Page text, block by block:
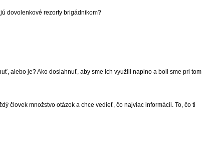
dovolenkové rezorty brigádnikom?
alebo je? Ako dosiahnuť, aby sme ich využili naplno a boli sme pri tom
človek množstvo otázok a chce vedieť, čo najviac informácii. To, čo ti